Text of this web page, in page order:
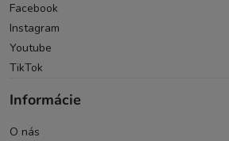
Facebook
Instagram
Youtube
TikTok
Informácie
O nás